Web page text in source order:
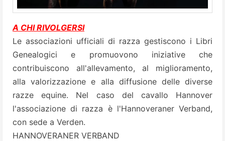
A CHI RIVOLGERSI
Le associazioni ufficiali di razza gestiscono i Libri
Genealogici e promuovono iniziative che
contribuiscono all'allevamento, al miglioramento,
alla valorizzazione e alla diffusione delle diverse
razze equine. Nel caso del cavallo Hannover
l'associazione di razza è l'Hannoveraner Verband,
con sede a Verden.
HANNOVERANER VERBAND